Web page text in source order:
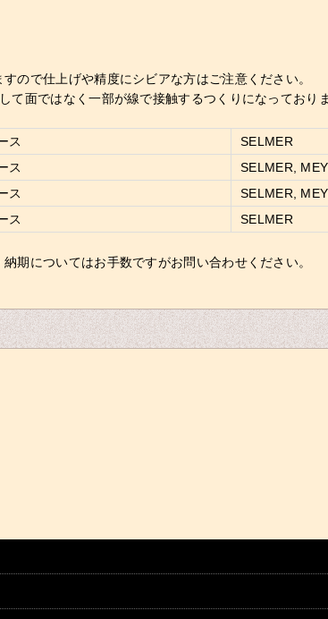
ので仕上げや精度にシビアな方はご注意ください。
面ではなく一部が線で接触するつくりになっており
ス SELMER
ス SELMER,
ス SELMER,
ス SELMER
期についてはお手数ですがお問い合わせください。